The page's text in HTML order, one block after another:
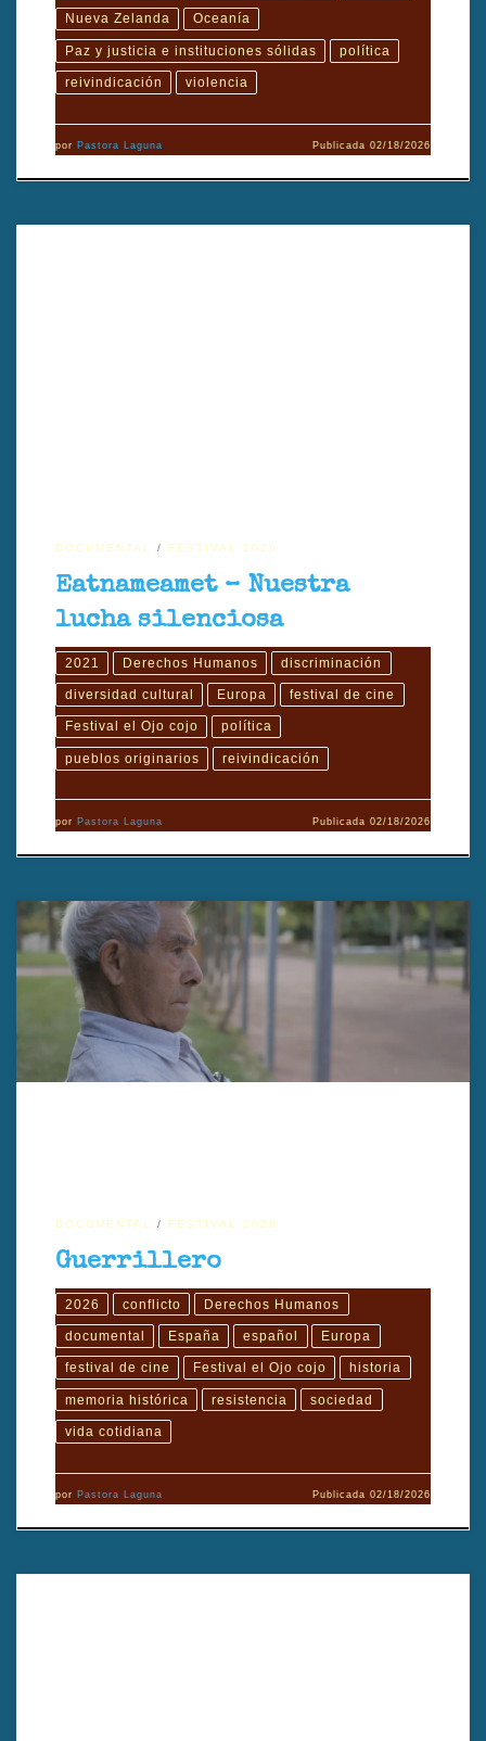
Nueva Zelanda Oceanía
Paz y justicia e instituciones sólidas política
reivindicación violencia
por Pastora Laguna Publicada02/18/2026
DOCUMENTAL FESTIVAL 2026
Eatnameamet – Nuestra
lucha silenciosa
2021 Derechos Humanos discriminación
diversidad cultural Europa festival de cine
Festival el Ojo cojo política
pueblos originarios reivindicación
por Pastora Laguna Publicada02/18/2026
Guerrillero (2026), dirigido por Joan Gamero, es un documental
español que retrata la vida de quienes participaron en movimientos
de resistencia, explorando memoria, ética y supervivencia.
DOCUMENTAL FESTIVAL 2026
Guerrillero
2026 conflicto Derechos Humanos
documental España español Europa
festival de cine Festival el Ojo cojo historia
memoria histórica resistencia sociedad
vida cotidiana
por Pastora Laguna Publicada02/18/2026